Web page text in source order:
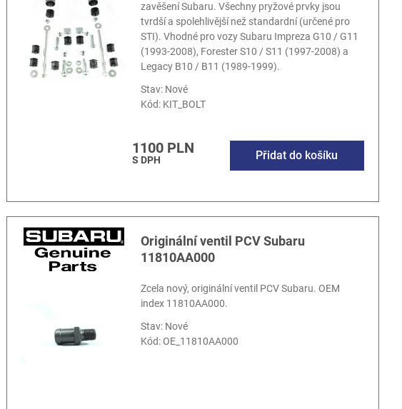
zavěšení Subaru. Všechny pryžové prvky jsou
tvrdší a spolehlivější než standardní (určené pro
STI). Vhodné pro vozy Subaru Impreza G10 / G11
(1993-2008), Forester S10 / S11 (1997-2008) a
Legacy B10 / B11 (1989-1999).
Stav: Nové
Kód: KIT_BOLT
1100 PLN
S DPH Přidat do košíku
Originální ventil PCV Subaru
11810AA000
Zcela nový, originální ventil PCV Subaru. OEM
index 11810AA000.
Stav: Nové
Kód:OE_11810AA000